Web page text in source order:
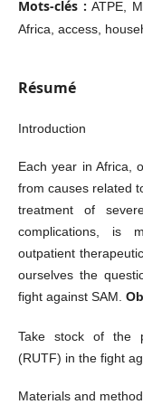
Mots-clés :ATPE,
Africa, access,
Résumé
Introduction
Each year in Africa,
from causes related
treatment of
complications, is
outpatient
ourselves the
fight against SAM.
Take stock of the
(RUTF) in the fight
Materials and